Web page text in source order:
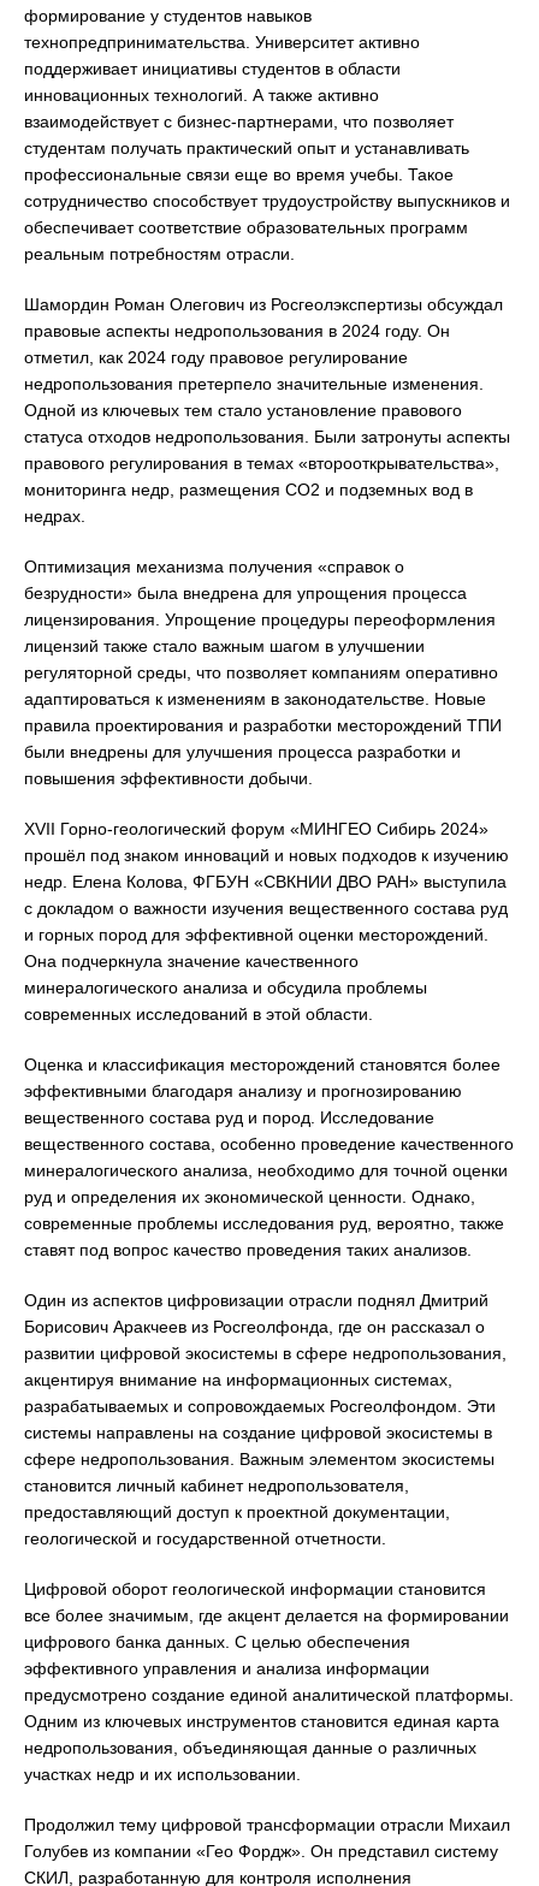
формирование у студентов навыков
технопредпринимательства. Университет активно
поддерживает инициативы студентов в области
инновационных технологий. А также активно
взаимодействует с бизнес-партнерами, что позволяет
студентам получать практический опыт и устанавливать
профессиональные связи еще во время учебы. Такое
сотрудничество способствует трудоустройству выпускников и
обеспечивает соответствие образовательных программ
реальным потребностям отрасли.
Шамордин Роман Олегович из Росгеолэкспертизы обсуждал
правовые аспекты недропользования в 2024 году. Он
отметил, как 2024 году правовое регулирование
недропользования претерпело значительные изменения.
Одной из ключевых тем стало установление правового
статуса отходов недропользования. Были затронуты аспекты
правового регулирования в темах «второоткрывательства»,
мониторинга недр, размещения CO2 и подземных вод в
недрах.
Оптимизация механизма получения «справок о
безрудности» была внедрена для упрощения процесса
лицензирования. Упрощение процедуры переоформления
лицензий также стало важным шагом в улучшении
регуляторной среды, что позволяет компаниям оперативно
адаптироваться к изменениям в законодательстве. Новые
правила проектирования и разработки месторождений ТПИ
были внедрены для улучшения процесса разработки и
повышения эффективности добычи.
XVII Горно-геологический форум «МИНГЕО Сибирь 2024»
прошёл под знаком инноваций и новых подходов к изучению
недр. Елена Колова, ФГБУН «СВКНИИ ДВО РАН» выступила
с докладом о важности изучения вещественного состава руд
и горных пород для эффективной оценки месторождений.
Она подчеркнула значение качественного
минералогического анализа и обсудила проблемы
современных исследований в этой области.
Оценка и классификация месторождений становятся более
эффективными благодаря анализу и прогнозированию
вещественного состава руд и пород. Исследование
вещественного состава, особенно проведение качественного
минералогического анализа, необходимо для точной оценки
руд и определения их экономической ценности. Однако,
современные проблемы исследования руд, вероятно, также
ставят под вопрос качество проведения таких анализов.
Один из аспектов цифровизации отрасли поднял Дмитрий
Борисович Аракчеев из Росгеолфонда, где он рассказал о
развитии цифровой экосистемы в сфере недропользования,
акцентируя внимание на информационных системах,
разрабатываемых и сопровождаемых Росгеолфондом. Эти
системы направлены на создание цифровой экосистемы в
сфере недропользования. Важным элементом экосистемы
становится личный кабинет недропользователя,
предоставляющий доступ к проектной документации,
геологической и государственной отчетности.
Цифровой оборот геологической информации становится
все более значимым, где акцент делается на формировании
цифрового банка данных. С целью обеспечения
эффективного управления и анализа информации
предусмотрено создание единой аналитической платформы.
Одним из ключевых инструментов становится единая карта
недропользования, объединяющая данные о различных
участках недр и их использовании.
Продолжил тему цифровой трансформации отрасли Михаил
Голубев из компании «Гео Фордж». Он представил систему
СКИЛ, разработанную для контроля исполнения